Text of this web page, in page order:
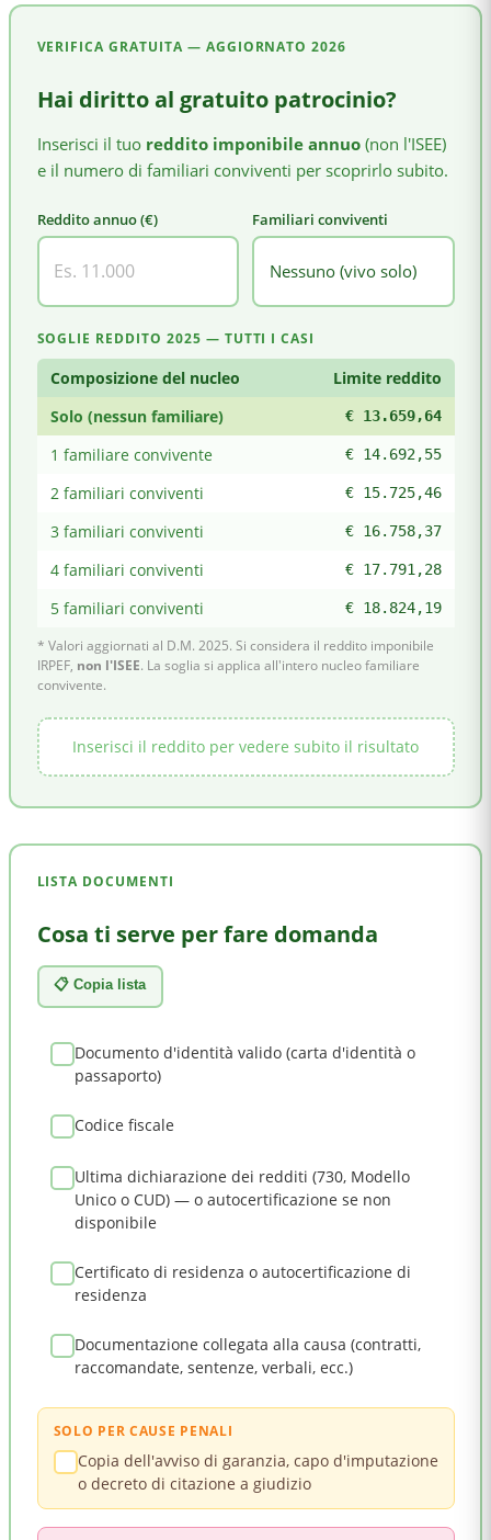
VERIFICA GRATUITA — AGGIORNATO2026
Hai diritto al gratuito patrocinio?
Inserisci il tuo reddito imponibile annuo(non l'ISEE)
e il numero di familiari conviventi per scoprirlo subito.
Reddito annuo (€) Familiari conviventi
SOGLIE REDDITO 2025 — TUTTI I CASI
Composizione del nucleo
Limite reddito
Solo (nessun familiare)
€ 13.659,64
1 familiare convivente € 14.692,55
2 familiari conviventi € 15.725,46
3 familiari conviventi € 16.758,37
4 familiari conviventi € 17.791,28
5 familiari conviventi € 18.824,19
* Valori aggiornati al D.M. 2025. Si considera il reddito imponibile
IRPEF, non l'ISEE. La soglia si applica all'intero nucleo familiare
convivente.
Inserisci il reddito per vedere subito il risultato
LISTA DOCUMENTI
Cosa ti serve per fare domanda
📋 Copia lista
Documento d'identità valido (carta d'identità o
passaporto)
Codice fiscale
Ultima dichiarazione dei redditi (730, Modello
Unico o CUD) — o autocertificazione se non
disponibile
Certificato di residenza o autocertificazione di
residenza
Documentazione collegata alla causa (contratti,
raccomandate, sentenze, verbali, ecc.)
SOLO PER CAUSE PENALI
Copia dell'avviso di garanzia, capo d'imputazione
o decreto di citazione a giudizio